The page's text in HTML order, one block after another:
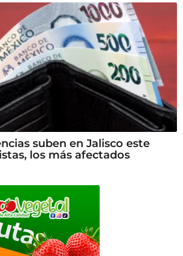
suben en Jalisco este
los más afectados